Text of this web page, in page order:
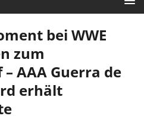
bei WWE
zum
AAA Guerra de
erhält